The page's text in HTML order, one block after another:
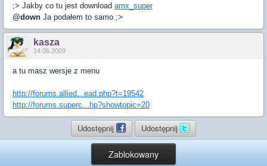
;> Jakby co tu jest download amx_super
@down Ja podałem to samo ;>
kasza
14.06.2009
a tu masz wersje z menu
http://forums.allied...ead.php?t=19542
http://forums.superc...hp?showtopic=20
Udostępnij Udostępnij
Zablokowany